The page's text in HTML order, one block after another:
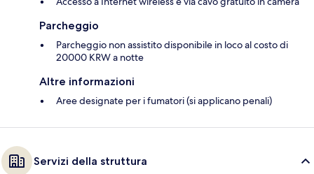
Parcheggio
Parcheggio non assistito disponibile in loco al costo di
20000 KRW a notte
Altre informazioni
Aree designate per i fumatori (si applicano penali)
Servizi della struttura